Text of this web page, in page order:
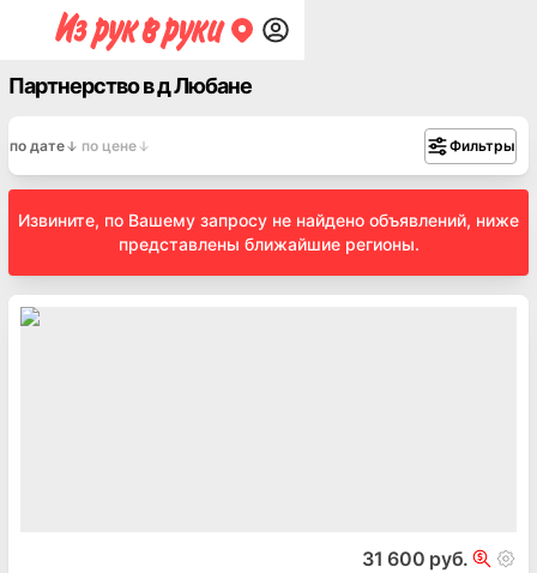
Партнерство в д Любане
по дате по цене Фильтры
Извините, по Вашему запросу не найдено объявлений, ниже
представлены ближайшие регионы.
31 600 руб.